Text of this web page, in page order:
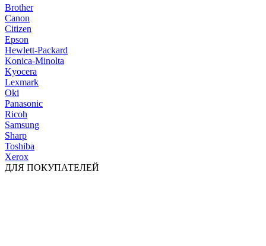
Brother
Canon
Citizen
Epson
Hewlett-Packard
Konica-Minolta
Kyocera
Lexmark
Oki
Panasonic
Ricoh
Samsung
Sharp
Toshiba
Xerox
ДЛЯ ПОКУПАТЕЛЕЙ